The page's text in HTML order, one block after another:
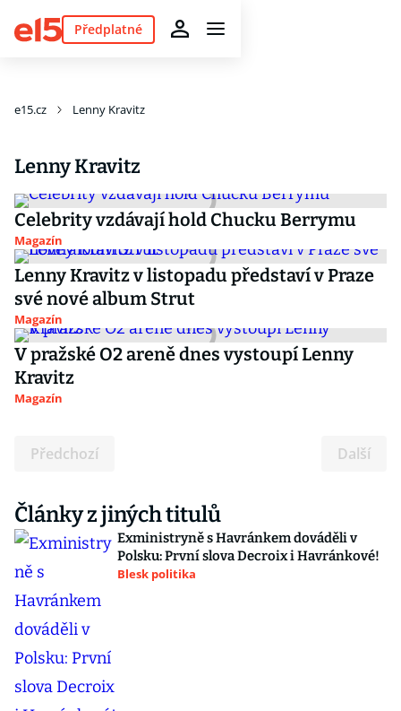
Předplatné
e15.cz Lenny Kravitz
Lenny Kravitz
Celebrity vzdávají hold Chucku Berrymu
Magazín
Lenny Kravitz v listopadu představí v Praze
své nové album Strut
Magazín
V pražské O2 areně dnes vystoupí Lenny
Kravitz
Magazín
Předchozí Další
Články z jiných titulů
Exministryně s Havránkem dováděli v
Polsku: První slova Decroix i Havránkové!
Blesk politika